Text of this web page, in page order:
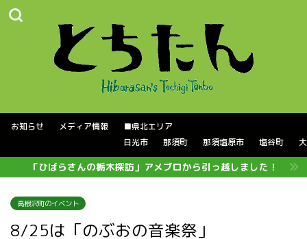
お知らせ メディア情報
■県北エリア
日光市
那須町 那須塩原市 塩谷町
「ひばらさんの栃木探訪」アメブロから引っ越しました！
高根沢町のイベント
8/25は「のぶおの音楽祭」